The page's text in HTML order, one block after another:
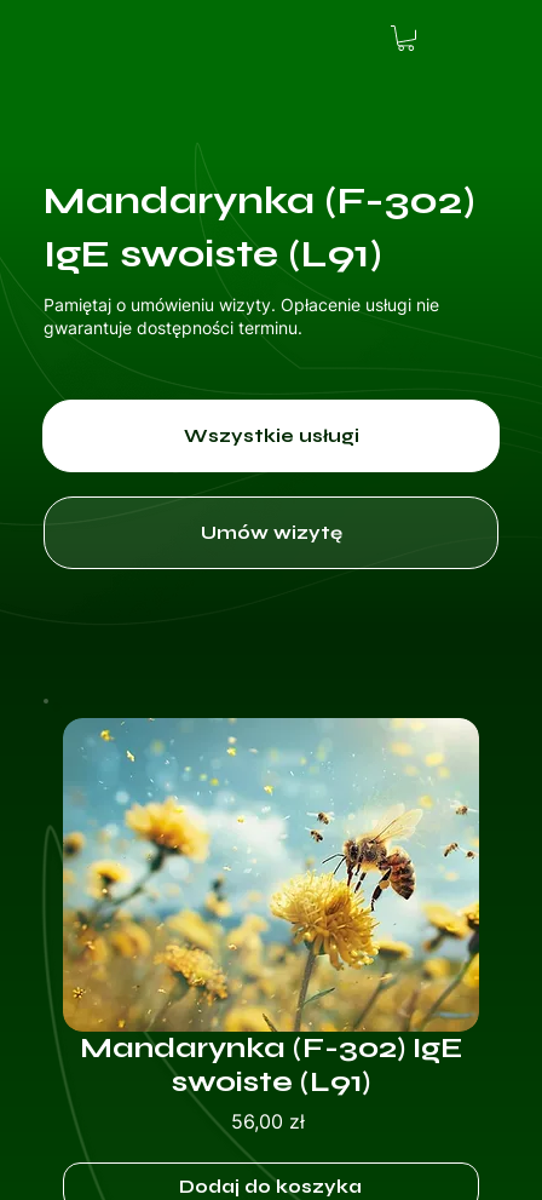
Mandarynka (F-302)
IgE swoiste (L91)
Pamiętaj o umówieniu wizyty. Opłacenie usługi nie
gwarantuje dostępności terminu.
Wszystkie usługi
Umów wizytę
Mandarynka (F-302) IgE
swoiste (L91)
56,00 złCena
Dodaj do koszyka